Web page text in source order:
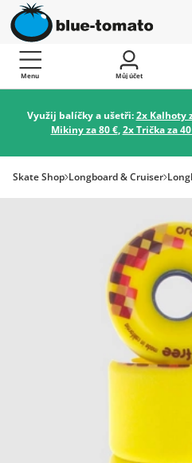
Menu Můj účet
Využij balíčky a ušetři:2x Kalhoty
Mikiny za 80 €,2x Trička za
Skate Shop Longboard & Cruiser